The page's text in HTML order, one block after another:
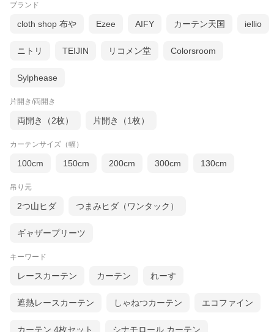
ブランド
cloth shop 布や Ezee AIFY カーテン天国 iellio
ニトリ TEIJIN リコメン堂 Colorsroom
Sylphease
片開き/両開き
両開き（2枚） 片開き（1枚）
カーテンサイズ（幅）
100cm 150cm 200cm 300cm 130cm
吊り元
2つ山ヒダ つまみヒダ（ワンタック）
ギャザープリーツ
キーワード
レースカーテン カーテン れーす
遮熱レースカーテン しゃねつカーテン エコファイン
カーテン 4枚セット シナモロール カーテン